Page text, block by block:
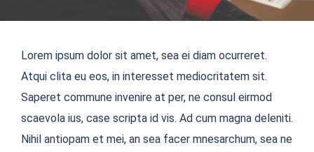
Lorem ipsum dolor sit amet, sea ei diam ocurreret.
Atqui clita eu eos, in interesset mediocritatem sit.
Saperet commune invenire at per, ne consul eirmod
scaevola ius, case scripta id vis. Ad cum magna deleniti.
Nihil antiopam et mei, an sea facer mnesarchum, sea ne